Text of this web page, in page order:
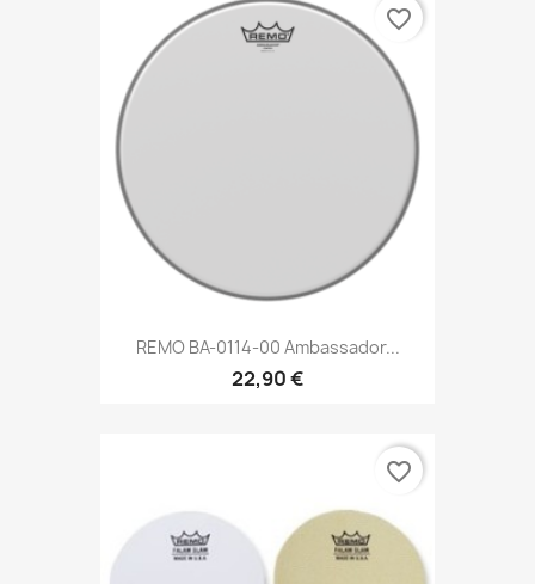
REMO BA-0114-00 Ambassador...
22,90 €
favorite_border
favorite_border